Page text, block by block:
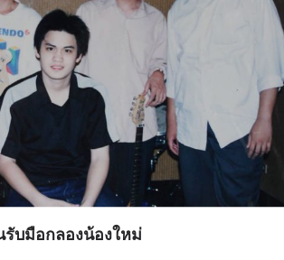
บมือกลองน้องใหม่